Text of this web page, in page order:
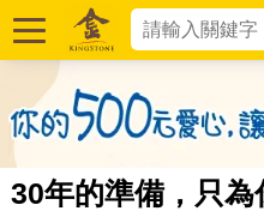
30年的準備，只為